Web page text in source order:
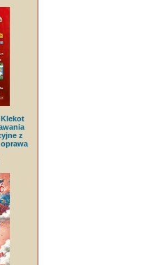
z
oprawa